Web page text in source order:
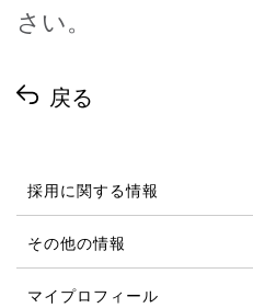
さい。
戻る
採用に関する情報
採用情報
採用情報
その他の情報
Glassdoor レビュー(英語)
マイプロフィール